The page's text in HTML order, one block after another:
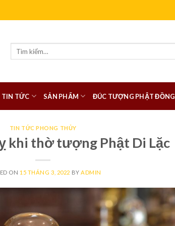
TIN TỨC SẢN PHẨM ĐÚC TƯỢNG PHẬT ĐỒNG
TIN TỨC PHONG THỦY
khi thờ tượng Phật Di Lặc
ON 15 THÁNG 3, 2022 BY ADMIN